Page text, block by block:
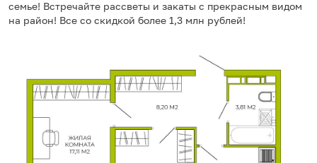
семье! Встречайте рассветы и закаты с прекрасным видом
на район! Все со скидкой более 1,3 млн рублей!